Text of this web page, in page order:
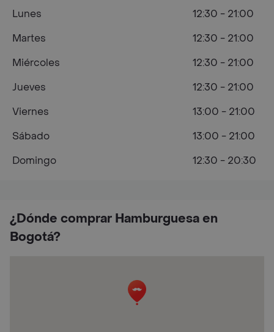
¿Dónde comprar Hamburguesa en
Bogotá?
Lunes
12:30 - 21:00
Martes
12:30 - 21:00
Miércoles
12:30 - 21:00
Jueves
12:30 - 21:00
Viernes
13:00 - 21:00
Sábado
13:00 - 21:00
Domingo
12:30 - 20:30